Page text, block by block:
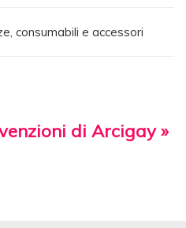
consumabili e accessori
di Arcigay »